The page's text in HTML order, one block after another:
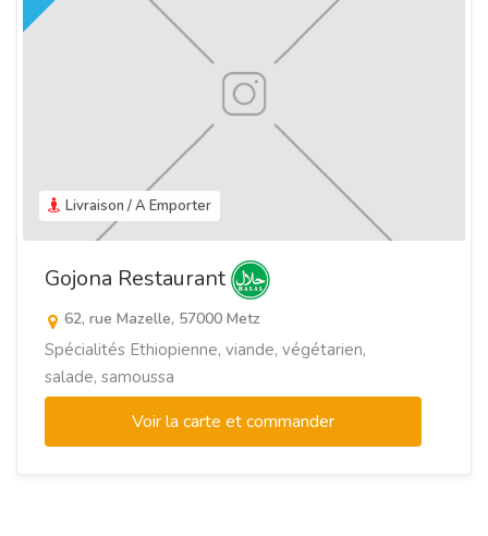
Livraison / A Emporter
Gojona Restaurant
62, rue Mazelle, 57000 Metz
Spécialités Ethiopienne, viande, végétarien,
salade, samoussa
Voir la carte et commander